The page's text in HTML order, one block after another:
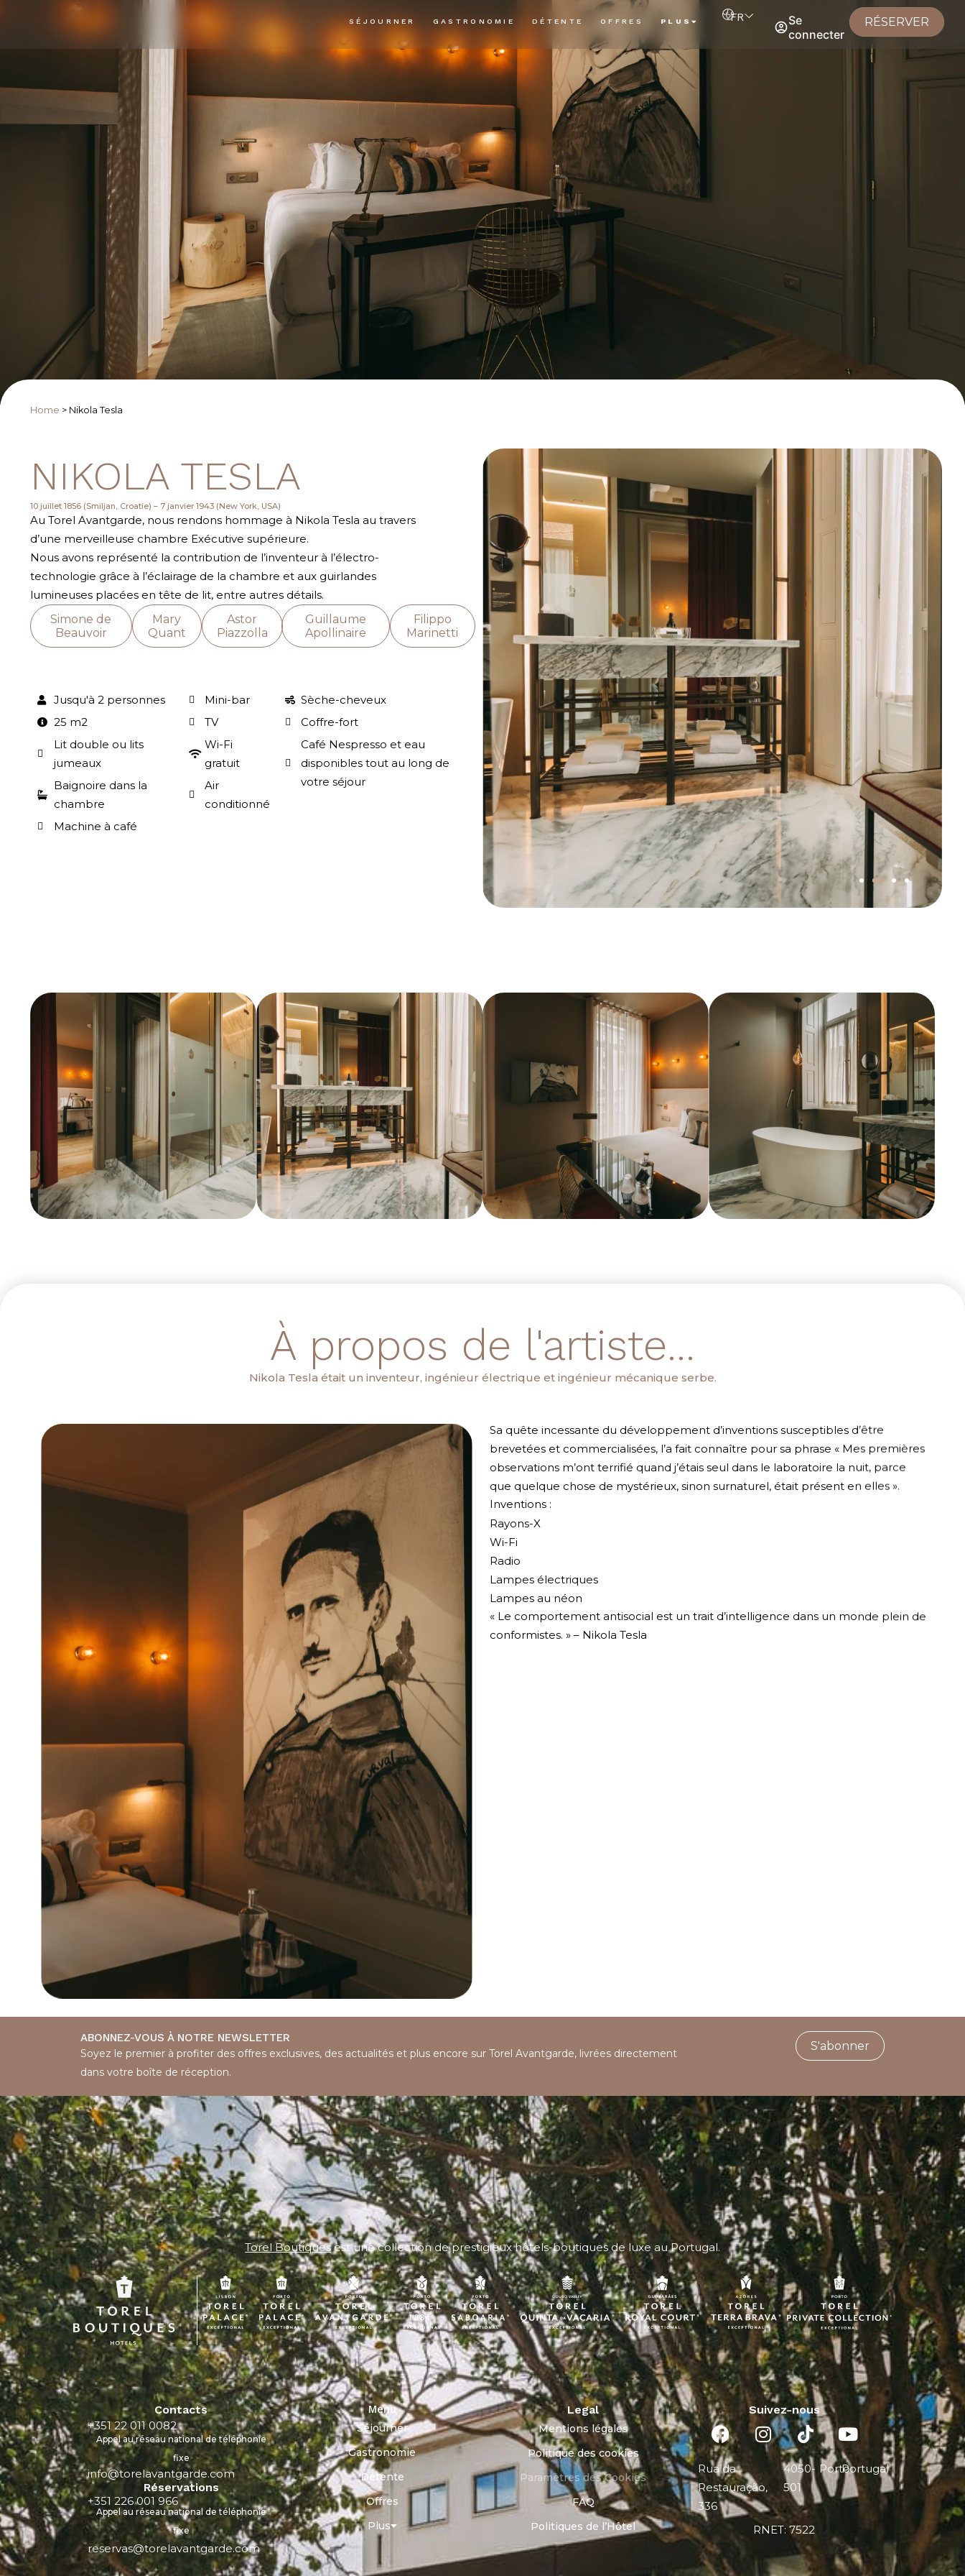
SÉJOURNER GASTRONOMIE DÉTENTE OFFRES PLUS FR
Se
connecter
RÉSERVER
Home > Nikola Tesla
NIKOLA TESLA
10 juillet 1856 (Smiljan, Croatie) – 7 janvier 1943 (New York, USA)
Au Torel Avantgarde, nous rendons hommage à Nikola Tesla au travers
d’une merveilleuse chambre Exécutive supérieure.
Nous avons représenté la contribution de l’inventeur à l’électro-
technologie grâce à l’éclairage de la chambre et aux guirlandes
lumineuses placées en tête de lit, entre autres détails.
Simone de
Beauvoir
Mary
Quant
Astor
Piazzolla
Guillaume
Apollinaire
Filippo
Marinetti
Jusqu'à 2 personnes
25 m2
Lit double ou lits
jumeaux
Baignoire dans la
chambre
Machine à café
Mini-bar
TV
Wi-Fi
gratuit
Air
conditionné
Sèche-cheveux
Coffre-fort
Café Nespresso et eau
disponibles tout au long de
votre séjour
À propos de l'artiste...
Nikola Tesla était un inventeur, ingénieur électrique et ingénieur mécanique serbe.
Sa quête incessante du développement d’inventions susceptibles d’être
brevetées et commercialisées, l’a fait connaître pour sa phrase « Mes premières
observations m’ont terrifié quand j’étais seul dans le laboratoire la nuit, parce
que quelque chose de mystérieux, sinon surnaturel, était présent en elles ».
Inventions :
Rayons-X
Wi-Fi
Radio
Lampes électriques
Lampes au néon
« Le comportement antisocial est un trait d’intelligence dans un monde plein de
conformistes. » – Nikola Tesla
ABONNEZ-VOUS À NOTRE NEWSLETTER
Soyez le premier à profiter des offres exclusives, des actualités et plus encore sur Torel Avantgarde, livrées directement
dans votre boîte de réception.
S'abonner
Torel Boutiquesest une collection de prestigieux hôtels-boutiques de luxe au Portugal.
Contacts
+351 22 011 0082
Appel au réseau national de téléphonie
fixe
info@torelavantgarde.com
Réservations
+351 226 001 966
Appel au réseau national de téléphonie
fixe
reservas@torelavantgarde.com
Menu
Séjourner
Gastronomie
Détente
Offres
Plus
Legal
Mentions légales
Politique des cookies
Paramètres des Cookies
FAQ
Politiques de l’Hôtel
Suivez-nous
Rua da
Restauração,
336
4050-
501
PortoPortugal
RNET: 7522